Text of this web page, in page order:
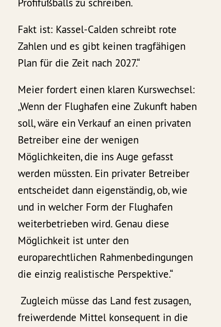
Profifußballs zu schreiben.
Fakt ist: Kassel-Calden schreibt rote
Zahlen und es gibt keinen tragfähigen
Plan für die Zeit nach 2027.“
Meier fordert einen klaren Kurswechsel:
„Wenn der Flughafen eine Zukunft haben
soll, wäre ein Verkauf an einen privaten
Betreiber eine der wenigen
Möglichkeiten, die ins Auge gefasst
werden müssten. Ein privater Betreiber
entscheidet dann eigenständig, ob, wie
und in welcher Form der Flughafen
weiterbetrieben wird. Genau diese
Möglichkeit ist unter den
europarechtlichen Rahmenbedingungen
die einzig realistische Perspektive.“
Zugleich müsse das Land fest zusagen,
freiwerdende Mittel konsequent in die